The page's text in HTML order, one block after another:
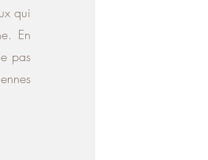
qui
En
pas